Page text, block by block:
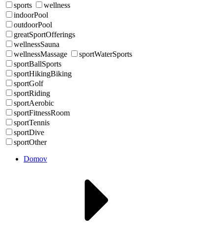
sports
wellness
indoorPool
outdoorPool
greatSportOfferings
wellnessSauna
wellnessMassage
sportWaterSports
sportBallSports
sportHikingBiking
sportGolf
sportRiding
sportAerobic
sportFitnessRoom
sportTennis
sportDive
sportOther
Domov